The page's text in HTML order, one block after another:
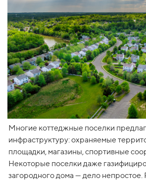
Многие коттеджные поселки
инфраструктуру: охраняемые
площадки, магазины, спортивные
Некоторые поселки даже
загородного дома — дело непростое.